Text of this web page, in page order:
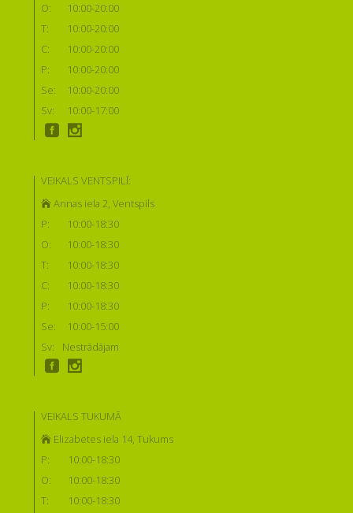
O:
10:00-20:00
T:
10:00-20:00
C:
10:00-20:00
P:
10:00-20:00
Se:
10:00-20:00
Sv:
10:00-17:00
VEIKALS VENTSPILĪ:
Annas iela 2, Ventspils
P:
10:00-18:30
O:
10:00-18:30
T:
10:00-18:30
C:
10:00-18:30
P:
10:00-18:30
Se:
10:00-15:00
Sv:
Nestrādājam
VEIKALS TUKUMĀ
Elizabetes iela 14, Tukums
P:
10:00-18:30
O:
10:00-18:30
T:
10:00-18:30